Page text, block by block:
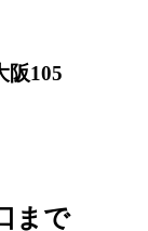
阪105
まで